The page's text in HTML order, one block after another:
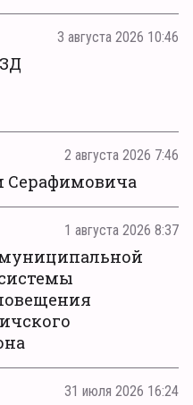
3 августа 2026 10:46
2 августа 2026 7:46
Серафимовича
1 августа 2026 8:37
31 июля 2026 16:24